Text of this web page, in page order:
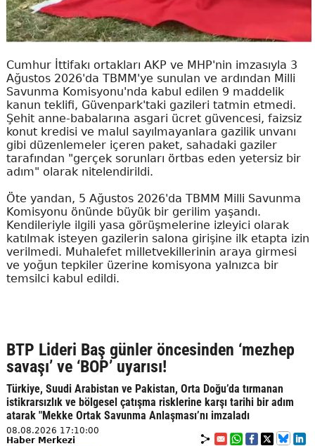
Cumhur İttifakı ortakları AKP ve MHP'nin imzasıyla 3
Ağustos 2026'da TBMM'ye sunulan ve ardından Milli
Savunma Komisyonu'nda kabul edilen 9 maddelik
kanun teklifi, Güvenpark'taki gazileri tatmin etmedi.
Şehit anne-babalarına asgari ücret güvencesi, faizsiz
konut kredisi ve malul sayılmayanlara gazilik unvanı
gibi düzenlemeler içeren paket, sahadaki gaziler
tarafından "gerçek sorunları örtbas eden yetersiz bir
adım" olarak nitelendirildi.
Öte yandan, 5 Ağustos 2026'da TBMM Milli Savunma
Komisyonu önünde büyük bir gerilim yaşandı.
Kendileriyle ilgili yasa görüşmelerine izleyici olarak
katılmak isteyen gazilerin salona girişine ilk etapta izin
verilmedi. Muhalefet milletvekillerinin araya girmesi
ve yoğun tepkiler üzerine komisyona yalnızca bir
temsilci kabul edildi.
BTP Lideri Baş günler öncesinden ‘mezhep
savaşı’ ve ‘BOP’ uyarısı!
Türkiye, Suudi Arabistan ve Pakistan, Orta Doğu’da tırmanan
istikrarsızlık ve bölgesel çatışma risklerine karşı tarihi bir adım
atarak "Mekke Ortak Savunma Anlaşması’nı imzaladı
08.08.2026 17:10:00
Haber Merkezi